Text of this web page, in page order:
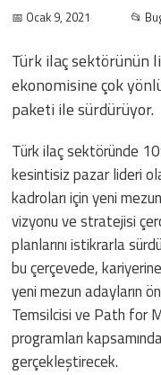
📅 Ocak 9, 2021 📂
Türk ilaç sektörünün
ekonomisine çok
paketi ile sürdürüyor.
Türk ilaç sektöründe
kesintisiz pazar lideri
kadroları için yeni
vizyonu ve stratejisi
planlarını istikrarla
bu çerçevede,
yeni mezun adayların
Temsilcisi ve Path for
programları
gerçekleştirecek.